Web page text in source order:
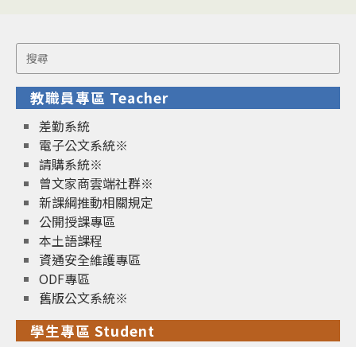
Search
for:
教職員專區 Teacher
差勤系統
電子公文系統※
請購系統※
曾文家商雲端社群※
新課綱推動相關規定
公開授課專區
本土語課程
資通安全維護專區
ODF專區
舊版公文系統※
學生專區 Student